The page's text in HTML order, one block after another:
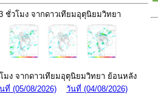
ชั่วโมง จากดาวเทียมอุตุนิยมวิทยา
ง จากดาวเทียมอุตุนิยมวิทยา ย้อนหลัง
ที่ (05/08/2026) วันที่ (04/08/2026)